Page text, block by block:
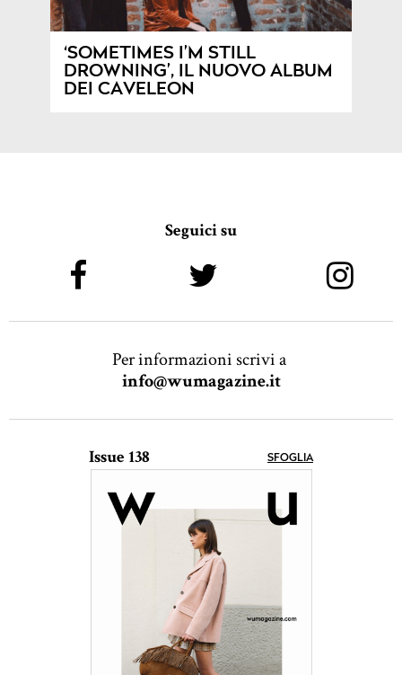
‘SOMETIMES I’M STILL
DROWNING’, IL NUOVO ALBUM
DEI CAVELEON
Seguici su
Per informazioni scrivi a
info@wumagazine.it
Issue 138 SFOGLIA